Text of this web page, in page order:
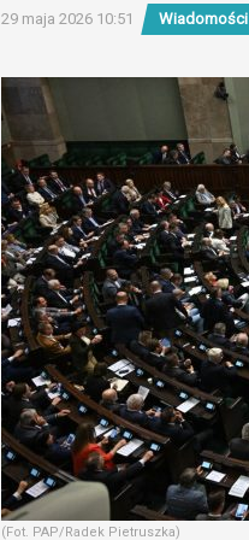
29 maja 2026 10:51 Wiadomości
(Fot. PAP/Radek Pietruszka)